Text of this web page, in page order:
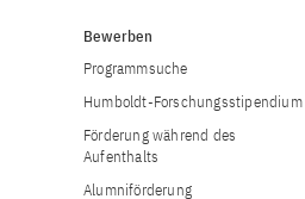
Bewerben
Programmsuche
Humboldt-Forschungsstipendium
Förderung während des
Aufenthalts
Alumniförderung